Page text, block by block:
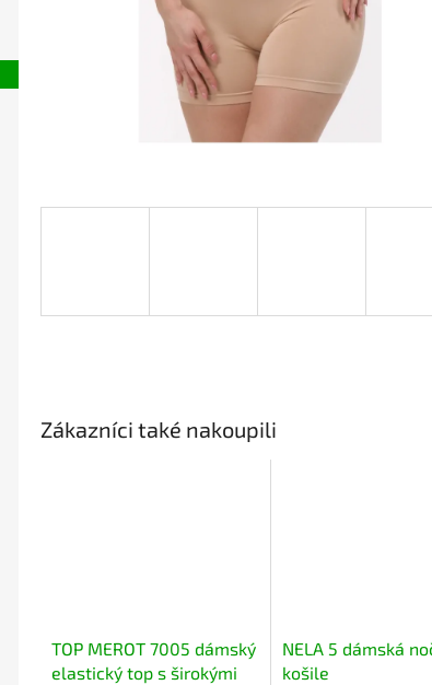
Zákazníci také nakoupili
TOP MEROT 7005 dámský
elastický top s širokými
NELA 5 dámská
košile